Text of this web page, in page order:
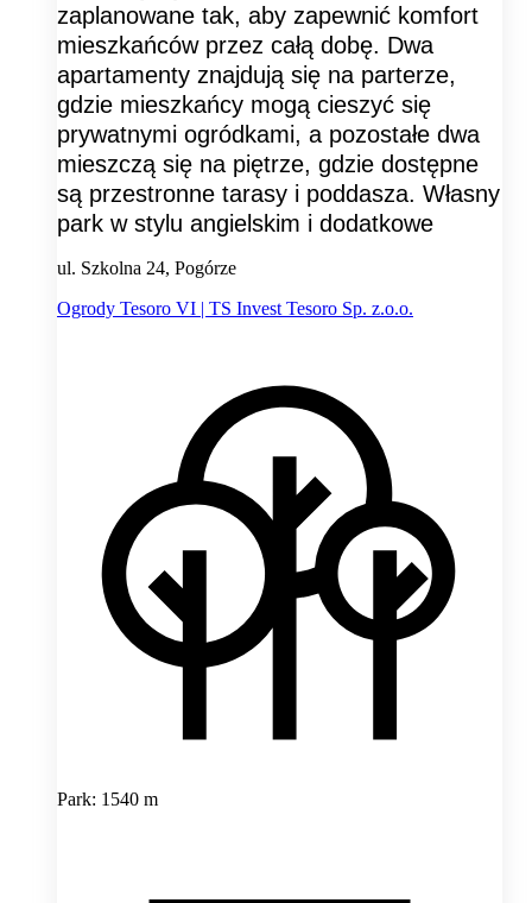
zaplanowane tak, aby zapewnić komfort
mieszkańców przez całą dobę. Dwa
apartamenty znajdują się na parterze,
gdzie mieszkańcy mogą cieszyć się
prywatnymi ogródkami, a pozostałe dwa
mieszczą się na piętrze, gdzie dostępne
są przestronne tarasy i poddasza. Własny
park w stylu angielskim i dodatkowe
ul. Szkolna 24, Pogórze
Ogrody Tesoro VI | TS Invest Tesoro Sp. z.o.o.
Park: 1540 m